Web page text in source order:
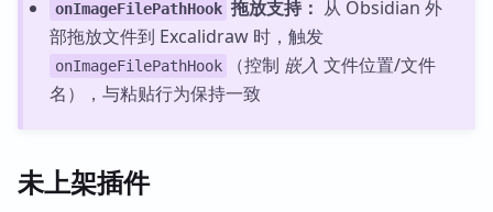
onImageFilePathHook 拖放支持： 从 Obsidian 外
部拖放文件到 Excalidraw 时，触发
onImageFilePathHook （控制 嵌入 文件位置/文件
名），与粘贴行为保持一致
未上架插件